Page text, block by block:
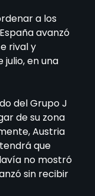
a los
avanzó
rival y
en una
del Grupo J
de su zona
Austria
que
no mostró
sin recibir